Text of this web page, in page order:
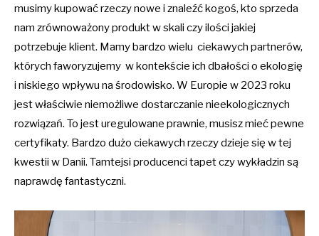
musimy kupować rzeczy nowe i znaleźć kogoś, kto sprzeda
nam zrównoważony produkt w skali czy ilości jakiej
potrzebuje klient. Mamy bardzo wielu ciekawych partnerów,
których faworyzujemy w kontekście ich dbałości o ekologię
i niskiego wpływu na środowisko. W Europie w 2023 roku
jest właściwie niemożliwe dostarczanie nieekologicznych
rozwiązań. To jest uregulowane prawnie, musisz mieć pewne
certyfikaty. Bardzo dużo ciekawych rzeczy dzieje się w tej
kwestii w Danii. Tamtejsi producenci tapet czy wykładzin są
naprawdę fantastyczni.